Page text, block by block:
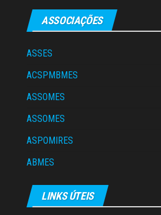
ASSOCIAÇÕES
ASSES
ACSPMBMES
ASSOMES
ASSOMES
ASPOMIRES
ABMES
LINKS ÚTEIS